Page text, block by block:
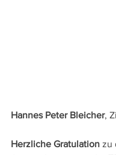
Hannes Peter Bleicher,
Herzliche Gratulation zu